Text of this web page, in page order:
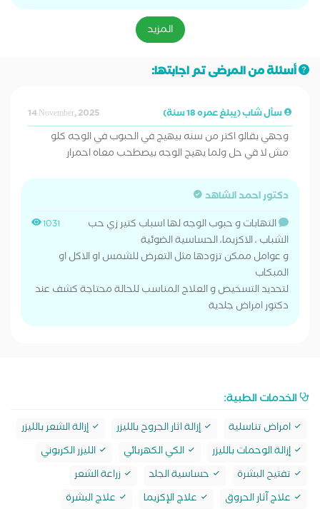
المزيد
أسئلة من المرضى تم اجابتها:
سأل شاب (يبلغ عمره 18 سنة) 14 November, 2025
وجهي بقالو اكتر من سنه بيهيج في الحبوب في الوجه كلو
مش لا قي حل ولما يهيج الوجه بيصطحب معاه احمرار
دكتور احمد الشاهد
1031
التهابات و حبوب الوجه لها اسباب كتير زي حب
الشباب ، الاكزيما، الحساسية الضوئية
و عوامل ممكن تزودها مثل التعرض للشمس او الاكل او
المبكاب
لتحديد التسخيص و العلاج المناسب للحالة محتاجة كشف عند
دكتور امراض جلدية
الخدمات الطبية:
امراض تناسلية إزالة اثار الجروح بالليزر
إزالة الشعر بالليزر
إزالة الوحمات بالليزر
الكي الكهربائي
الليزر الكربوني
تفتيح البشرة
حساسية الجلد
زراعة الشعر
علاج آثار الحروق
علاج الإكزيما
علاج البشرة